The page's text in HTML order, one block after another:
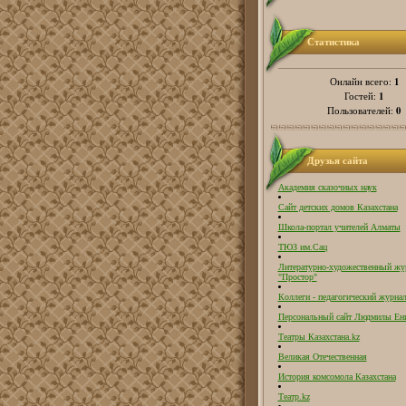
Статистика
Онлайн всего: 1
Гостей: 1
Пользователей: 0
Друзья сайта
Академия сказочных наук
Сайт детских домов Казахстана
Школа-портал учителей Алматы
ТЮЗ им.Сац
Литературно-художественный
"Простор"
Коллеги - педагогический
Персональный сайт Людмилы
Театры Казахстана.kz
Великая Отечественная
История комсомола Казахстана
Театр.kz